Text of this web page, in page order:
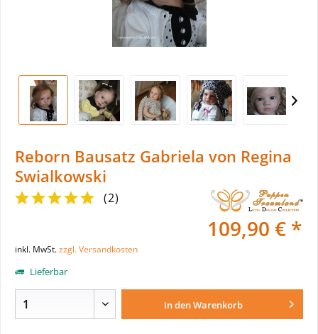
Reborn Bausatz Gabriela von Regina
Swialkowski
(2)
109,90 € *
inkl. MwSt.zzgl. Versandkosten
Lieferbar
In denWarenkorb